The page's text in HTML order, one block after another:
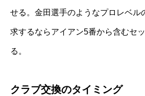
せる。金田選手のようなプロレベル
求するならアイアン5番から含むセ
る。
クラブ交換のタイミング